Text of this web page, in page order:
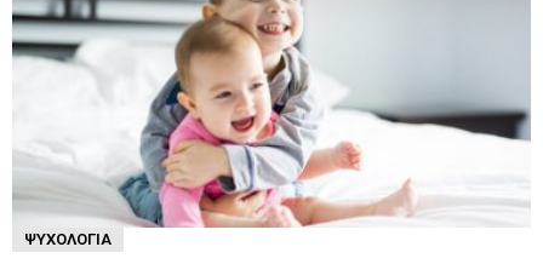
ΨΥΧΟΛΟΓΊΑ